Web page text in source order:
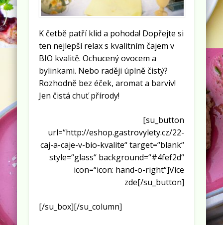
K četbě patří klid a pohoda! Dopřejte si
ten nejlepší relax s kvalitním čajem v
BIO kvalitě. Ochucený ovocem a
bylinkami. Nebo raději úplně čistý?
Rozhodně bez éček, aromat a barviv!
Jen čistá chuť přírody!
[su_button
url=“http://eshop.gastrovylety.cz/22-
caj-a-caje-v-bio-kvalite“ target=“blank“
style=“glass“ background=“#4fef2d“
icon=“icon: hand-o-right“]Více
zde[/su_button]
[/su_box][/su_column]